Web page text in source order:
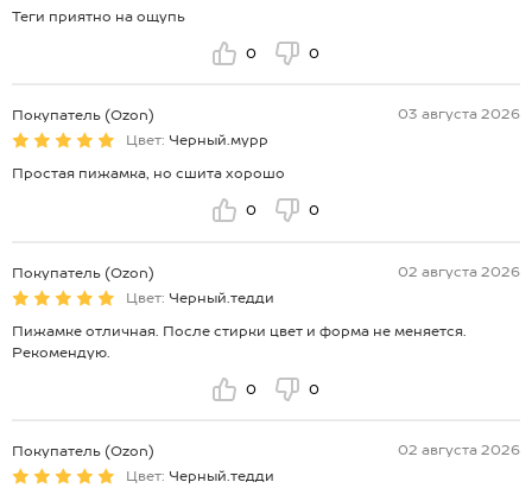
*замеры выборочные, могут незначительно отличаться.
Теги приятно на ощупь
0 0
Покупатель (Ozon)
03 августа 2026
Цвет: Черный.мурр
Простая пижамка, но сшита хорошо
0 0
Покупатель (Ozon)
02 августа 2026
Цвет: Черный.тедди
Пижамке отличная. После стирки цвет и форма не меняется.
Рекомендую.
0 0
Покупатель (Ozon)
02 августа 2026
Цвет: Черный.тедди